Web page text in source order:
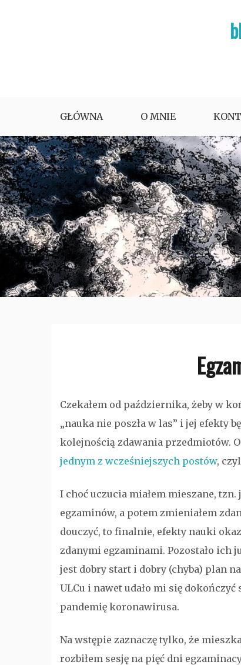
GŁÓWNA O MNIE
Czekałem od października, żeby w
„nauka nie poszła w las” i jej efekty
kolejnością zdawania przedmiotów.
jednym z wcześniejszych postów,
I choć uczucia miałem mieszane,
egzaminów, a potem zmieniałem
douczyć, to finalnie, efekty nauki
zdanymi egzaminami. Pozostało ich
jest dobry start i dobry (chyba) plan
ULCu i nawet udało mi się
pandemię koronawirusa.
Na wstępie zaznaczę tylko, że
rozbiłem sesję na pięć dni